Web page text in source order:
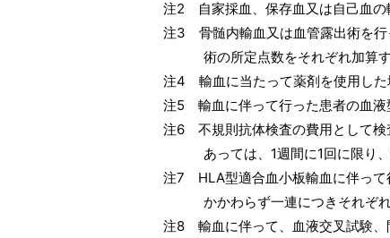
注2 自家採血、保存血又は自己血の輸
注3 骨髄内輸血又は血管露出術を行っ
術の所定点数をそれぞれ加算す
注4 輸血に当たって薬剤を使用した場
注5 輸血に伴って行った患者の血液型
注6 不規則抗体検査の費用として検査
あっては、1週間に1回に限り、
注7 HLA型適合血小板輸血に伴って行
かかわらず一連につきそれぞれの
注8 輸血に伴って、血液交叉試験、間